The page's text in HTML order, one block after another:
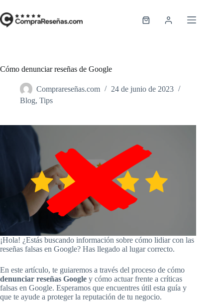
al
contenido
Carro
Cómo denunciar reseñas de Google
Comprareseñas.com
24 de junio de 2023
Blog, Tips
¡Hola! ¿Estás buscando información sobre cómo lidiar con las
reseñas falsas en Google? Has llegado al lugar correcto.
En este artículo, te guiaremos a través del proceso de cómo
denunciar reseñas Google y cómo actuar frente a críticas
falsas en Google. Esperamos que encuentres útil esta guía y
que te ayude a proteger la reputación de tu negocio.